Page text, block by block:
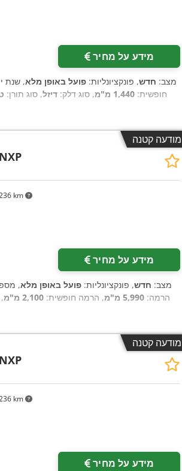
מידע על מחיר
מצב: חדש, פונקציונליות: פועל באופן מלא, שנת
חופשית: 1,440 מ"מ , סוג דלק: דיזל, סוג תורן:
מודעה קטנה
km
מידע על מחיר
מצב: חדש, פונקציונליות: פועל באופן מלא,
הרמה: 5,990 מ"מ , הרמה חופשית: 2,100 מ"מ
מודעה קטנה
km
מידע על מחיר